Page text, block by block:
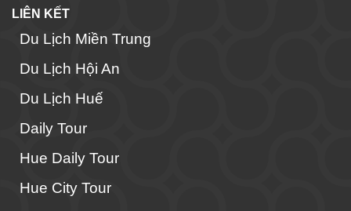
LIÊN KẾT
Du Lịch Miền Trung
Du Lịch Hội An
Du Lịch Huế
Daily Tour
Hue Daily Tour
Hue City Tour